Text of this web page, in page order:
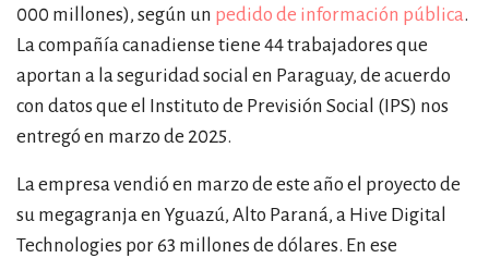
000 millones), según un pedido de información pública.
La compañía canadiense tiene 44 trabajadores que
aportan a la seguridad social en Paraguay, de acuerdo
con datos que el Instituto de Previsión Social (IPS) nos
entregó en marzo de 2025.
La empresa vendió en marzo de este año el proyecto de
su megagranja en Yguazú, Alto Paraná, a Hive Digital
Technologies por 63 millones de dólares. En ese